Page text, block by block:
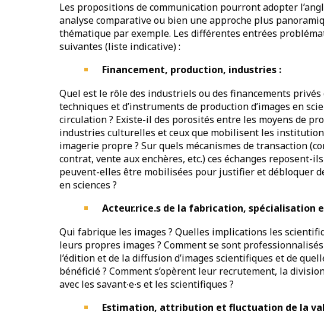
Les propositions de communication pourront adopter
analyse comparative ou bien une approche plus
thématique par exemple. Les différentes entrées
suivantes (liste indicative) :
Financement, production, industries :
Quel est le rôle des industriels ou des financements
techniques et d’instruments de production d’images en
circulation ? Existe-il des porosités entre les moyens de
industries culturelles et ceux que mobilisent les
imagerie propre ? Sur quels mécanismes de transaction
contrat, vente aux enchères, etc.) ces échanges reposent-
peuvent-elles être mobilisées pour justifier et débloquer
en sciences ?
Acteur.rice.s de la fabrication, spécialisation
Qui fabrique les images ? Quelles implications les
leurs propres images ? Comment se sont
l’édition et de la diffusion d’images scientifiques et de
bénéficié ? Comment s’opèrent leur recrutement, la
avec les savant∙e∙s et les scientifiques ?
Estimation, attribution et fluctuation de la